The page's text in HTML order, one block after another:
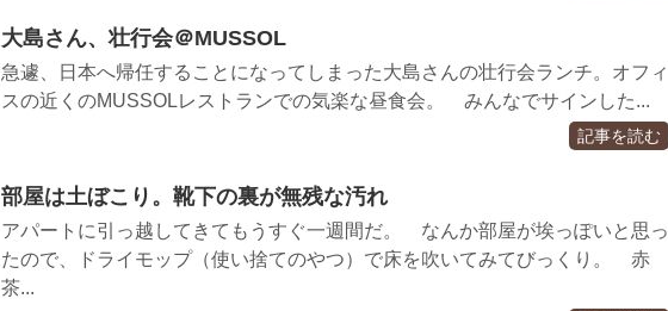
大島さん、壮行会＠MUSSOL
急遽、日本へ帰任することになってしまった大島さんの壮行会ランチ。オフィ
スの近くのMUSSOLレストランでの気楽な昼食会。 みんなでサインした...
記事を読む
部屋は土ぼこり。靴下の裏が無残な汚れ
アパートに引っ越してきてもうすぐ一週間だ。 なんか部屋が埃っぽいと思っ
たので、ドライモップ（使い捨てのやつ）で床を吹いてみてびっくり。 赤
茶...